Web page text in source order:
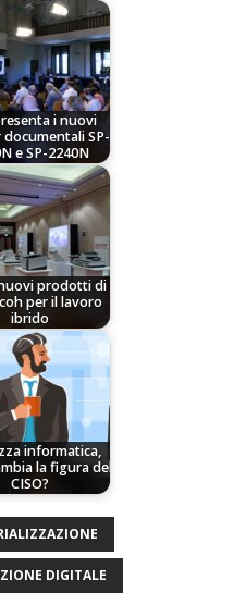
i nuovi
documentali SP-
e SP-2240N
prodotti di
per il lavoro
ibrido
informatica,
la figura del
CISO?
DIGITALE